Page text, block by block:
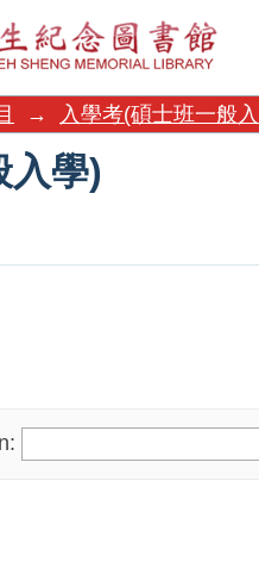
入學)
→ 入學考(碩士班一般
入學)